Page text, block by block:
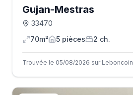
Gujan-Mestras
33470
70m²
5 pièces 2 ch.
Trouvée le 05/08/2026 sur Leboncoin